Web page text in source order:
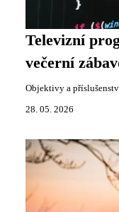
Televizní
večerní
Objektivy a
28. 05. 2026